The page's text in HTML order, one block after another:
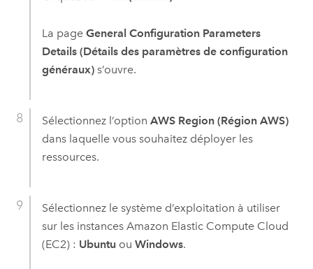
La page General Configuration Parameters
Details (Détails des paramètres de configuration
généraux)s’ouvre.
Sélectionnez l’option AWS Region (Région AWS)
dans laquelle vous souhaitez déployer les
ressources.
Sélectionnez le système d’exploitation à utiliser
sur les instances Amazon Elastic Compute Cloud
(EC2): Ubuntuou Windows.